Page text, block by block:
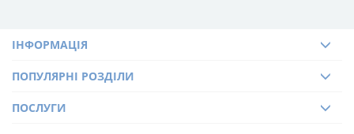
ІНФОРМАЦІЯ
ПОПУЛЯРНІ РОЗДІЛИ
ПОСЛУГИ